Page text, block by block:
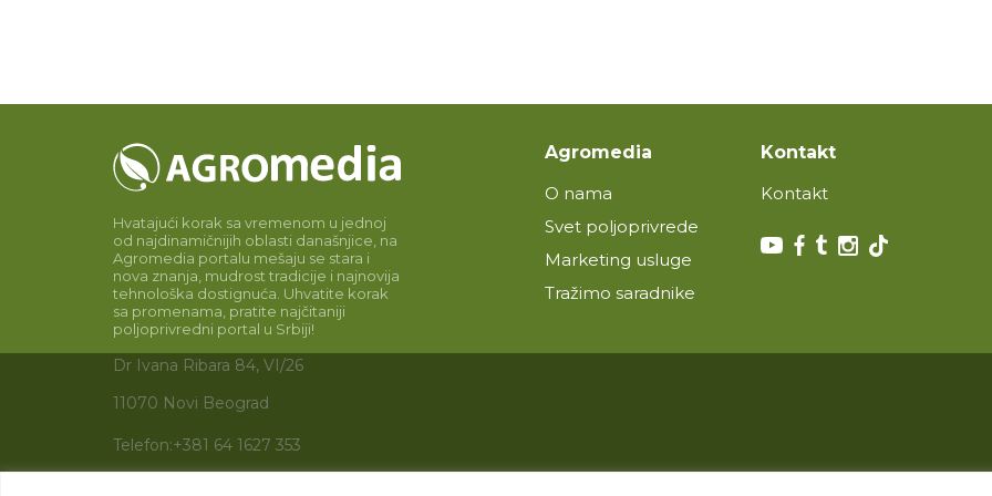
Hvatajući korak sa vremenom u jednoj
od najdinamičnijih oblasti današnjice, na
Agromedia portalu mešaju se stara i
nova znanja, mudrost tradicije i najnovija
tehnološka dostignuća. Uhvatite korak
sa promenama, pratite najčitaniji
poljoprivredni portal u Srbiji!
Dr Ivana Ribara 84, VI/26
11070 Novi Beograd
Telefon:+381 64 1627 353
Agromedia
O nama
Svet poljoprivrede
Marketing usluge
Tražimo saradnike
Kontakt
Kontakt